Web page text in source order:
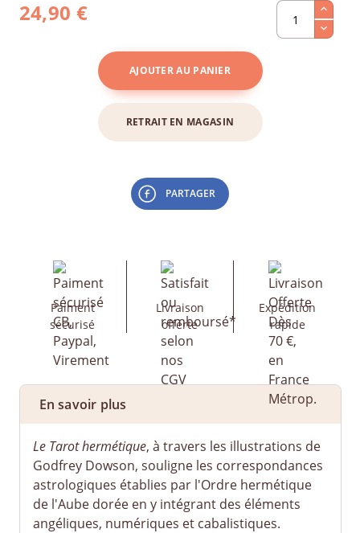
24,90 €
AJOUTER AU PANIER
RETRAIT EN MAGASIN
PARTAGER
Paiment
sécurisé
Livraison
offerte
Expédition
rapide
En savoir plus
Le Tarot hermétique, à travers les illustrations de
Godfrey Dowson, souligne les correspondances
astrologiques établies par l'Ordre hermétique
de l'Aube dorée en y intégrant des éléments
angéliques, numériques et cabalistiques.